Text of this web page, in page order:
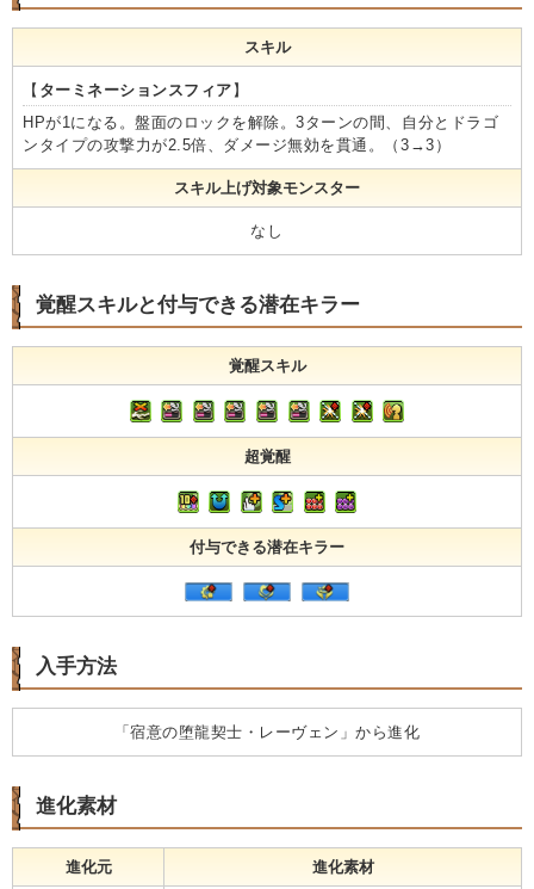
スキル
【 ターミネーションスフィア 】
HPが1になる。盤面のロックを解除。3ターンの間、自分とドラゴ
ンタイプの攻撃力が2.5倍、ダメージ無効を貫通。（3→3）
スキル上げ対象モンスター
なし
覚醒スキルと付与できる潜在キラー
覚醒スキル
超覚醒
付与できる潜在キラー
入手方法
「宿意の堕龍契士・レーヴェン」から進化
進化素材
進化元 進化素材